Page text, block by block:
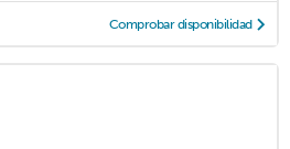
Comprobar disponibilidad